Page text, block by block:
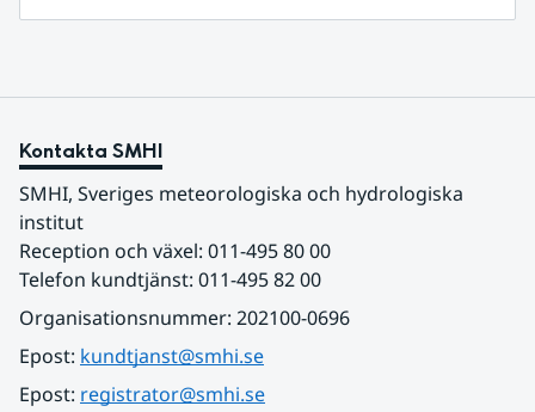
Kontakta SMHI
SMHI, Sveriges meteorologiska och hydrologiska
institut
Reception och växel: 011-495 80 00
Telefon kundtjänst: 011-495 82 00
Organisationsnummer: 202100-0696
Epost: kundtjanst@smhi.se
Epost: registrator@smhi.se